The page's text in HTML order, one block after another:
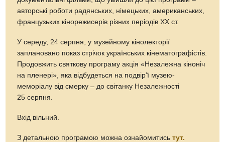
авторські роботи радянських, німецьких, американських,
французьких кінорежисерів різних періодів XX ст.
У середу, 24 серпня, у музейному кінолекторії
заплановано показ стрічок українських кінематографістів.
Продовжить святкову програму акція «Незалежна кіноніч
на пленері», яка відбудеться на подвір’ї музею-
меморіалу від смерку – до світанку Незалежності
25 серпня.
Вхід вільний.
З детальною програмою можна ознайомитисьтут.